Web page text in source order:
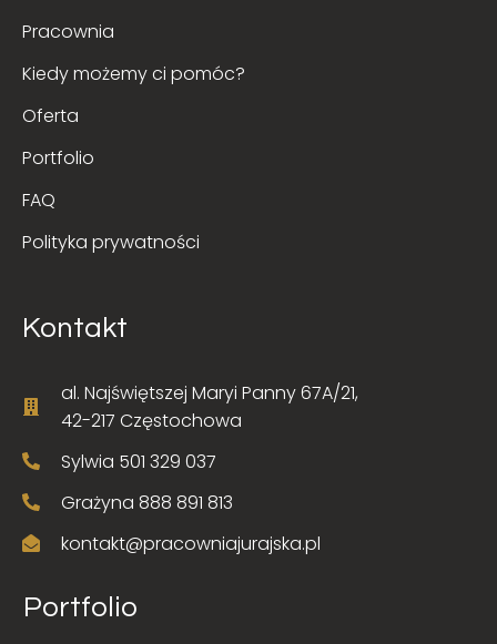
Pracownia
Kiedy możemy ci pomóc?
Oferta
Portfolio
FAQ
Polityka prywatności
Kontakt
al. Najświętszej Maryi Panny 67A/21,
42-217 Częstochowa
Sylwia 501 329 037
Grażyna 888 891 813
kontakt@pracowniajurajska.pl
Portfolio